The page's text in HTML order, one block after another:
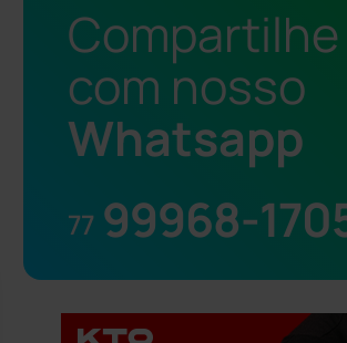
Compartilhe
com nosso
Whatsapp
77 99968-